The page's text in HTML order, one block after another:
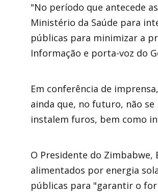
"No período que antecede
Ministério da Saúde para
públicas para minimizar a
Informação e porta-voz do
Em conferência de
ainda que, no futuro, não
instalem furos, bem como
O Presidente do Zimbabwe,
alimentados por energia
públicas para "garantir o